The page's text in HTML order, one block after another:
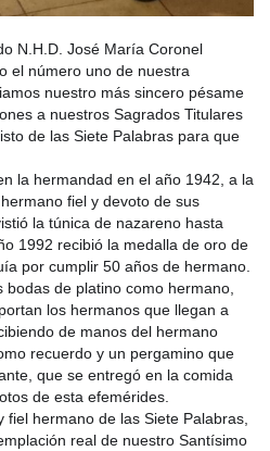
N.H.D. José María Coronel
el número uno de nuestra
nuestro más sincero pésame
a nuestros Sagrados Titulares
de las Siete Palabras para que
la hermandad en el año 1942, a la
fiel y devoto de sus
la túnica de nazareno hasta
1992 recibió la medalla de oro de
por cumplir 50 años de hermano.
de platino como hermano,
los hermanos que llegan a
de manos del hermano
recuerdo y un pergamino que
que se entregó en la comida
de esta efemérides.
hermano de las Siete Palabras,
real de nuestro Santísimo